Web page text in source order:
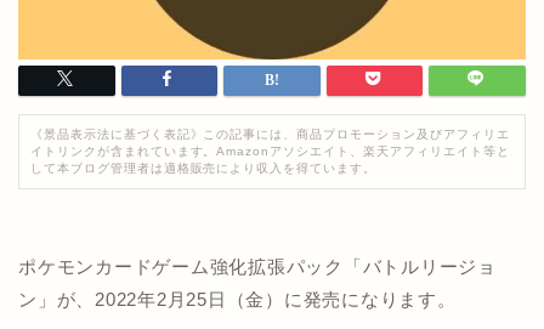
《景品表示法に基づく表記》この記事には、商品プロモーション及びアフィリエ
イトリンクが含まれています。Amazonアソシエイト、楽天アフィリエイト等と
して本ブログ管理者は適格販売により収入を得ています。
ポケモンカードゲーム強化拡張パック「バトルリージョ
ン」が、2022年2月25日（金）に発売になります。